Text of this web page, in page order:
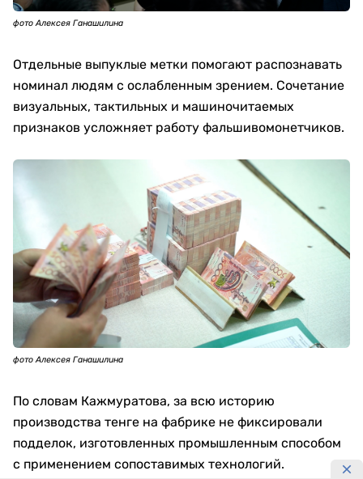
фото Алексея Ганашилина
Отдельные выпуклые метки помогают распознавать
номинал людям с ослабленным зрением. Сочетание
визуальных, тактильных и машиночитаемых
признаков усложняет работу фальшивомонетчиков.
фото Алексея Ганашилина
По словам Кажмуратова, за всю историю
производства тенге на фабрике не фиксировали
подделок, изготовленных промышленным способом
с применением сопоставимых технологий.